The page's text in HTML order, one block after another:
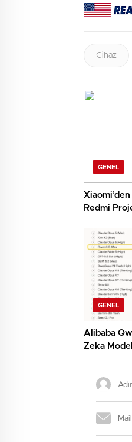
Cihaz
GENEL
Redmi
GENEL
Alibaba
Zeka